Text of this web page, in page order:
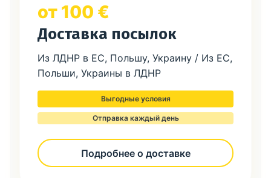
от 100 €
Доставка посылок
Из ЛДНР в ЕС, Польшу, Украину / Из ЕС,
Польши, Украины в ЛДНР
Выгодные условия
Отправка каждый день
Подробнее о доставке